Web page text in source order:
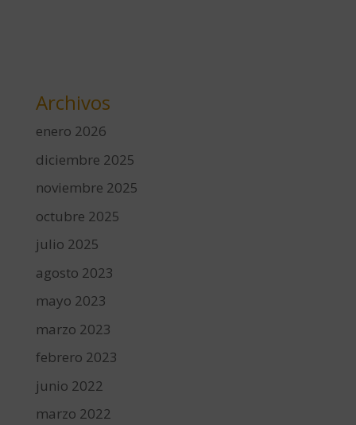
Archivos
enero 2026
diciembre 2025
noviembre 2025
octubre 2025
julio 2025
agosto 2023
mayo 2023
marzo 2023
febrero 2023
junio 2022
marzo 2022